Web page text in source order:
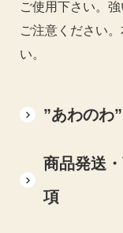
ご使用下さい。
ご注意ください
い。
”あわのわ
商品発送
項